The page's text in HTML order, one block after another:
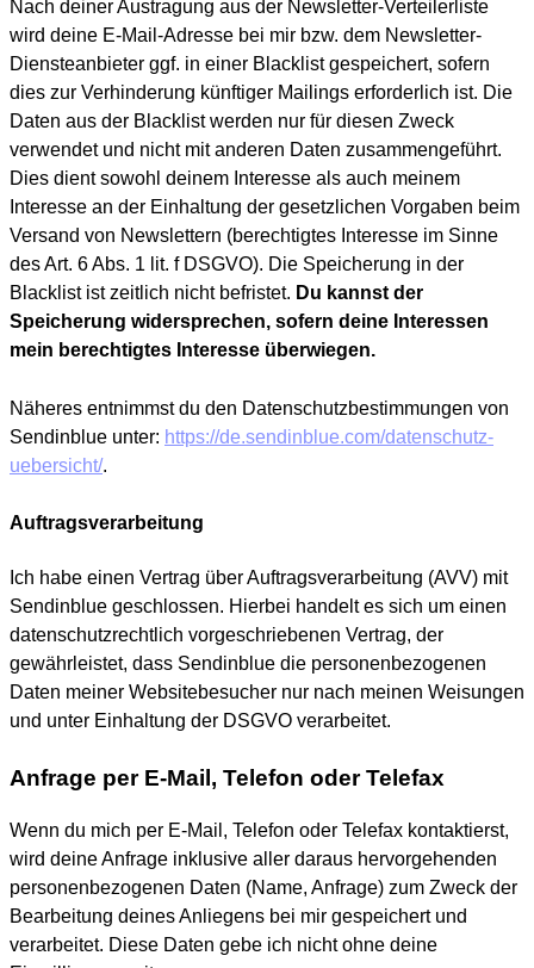
Nach deiner Austragung aus der Newsletter-Verteilerliste
wird deine E-Mail-Adresse bei mir bzw. dem Newsletter-
Diensteanbieter ggf. in einer Blacklist gespeichert, sofern
dies zur Verhinderung künftiger Mailings erforderlich ist. Die
Daten aus der Blacklist werden nur für diesen Zweck
verwendet und nicht mit anderen Daten zusammengeführt.
Dies dient sowohl deinem Interesse als auch meinem
Interesse an der Einhaltung der gesetzlichen Vorgaben beim
Versand von Newslettern (berechtigtes Interesse im Sinne
des Art. 6 Abs. 1 lit. f DSGVO). Die Speicherung in der
Blacklist ist zeitlich nicht befristet. Du kannst der
Speicherung widersprechen, sofern deine Interessen
mein berechtigtes Interesse überwiegen.
Näheres entnimmst du den Datenschutzbestimmungen von
Sendinblue unter: https://de.sendinblue.com/datenschutz-
uebersicht/.
Auftragsverarbeitung
Ich habe einen Vertrag über Auftragsverarbeitung (AVV) mit
Sendinblue geschlossen. Hierbei handelt es sich um einen
datenschutzrechtlich vorgeschriebenen Vertrag, der
gewährleistet, dass Sendinblue die personenbezogenen
Daten meiner Websitebesucher nur nach meinen Weisungen
und unter Einhaltung der DSGVO verarbeitet.
Anfrage per E-Mail, Telefon oder Telefax
Wenn du mich per E-Mail, Telefon oder Telefax kontaktierst,
wird deine Anfrage inklusive aller daraus hervorgehenden
personenbezogenen Daten (Name, Anfrage) zum Zweck der
Bearbeitung deines Anliegens bei mir gespeichert und
verarbeitet. Diese Daten gebe ich nicht ohne deine